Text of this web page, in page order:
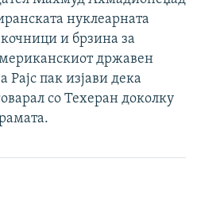
нуклеарната
и брзина за
државен
Рајс пак изјави дека
со Техеран доколку